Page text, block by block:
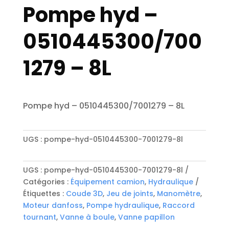
Pompe hyd –
0510445300/700
1279 – 8L
Pompe hyd – 0510445300/7001279 – 8L
UGS : pompe-hyd-0510445300-7001279-8l
UGS : pompe-hyd-0510445300-7001279-8l
Catégories : Équipement camion, Hydraulique
Étiquettes : Coude 3D, Jeu de joints, Manomètre,
Moteur danfoss, Pompe hydraulique, Raccord
tournant, Vanne à boule, Vanne papillon